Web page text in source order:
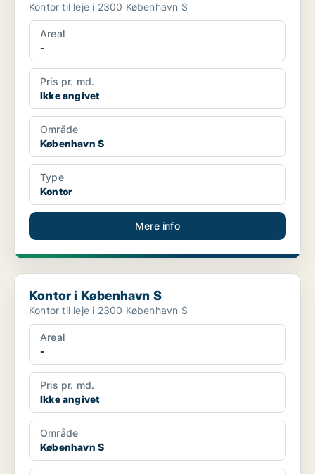
Kontor til leje i 2300 København S
Areal
-
Pris pr. md.
Ikke angivet
Område
København S
Type
Kontor
Mere info
Kontor i København S
Kontor i København S
Kontor til leje i 2300 København S
Areal
-
Pris pr. md.
Ikke angivet
Område
København S